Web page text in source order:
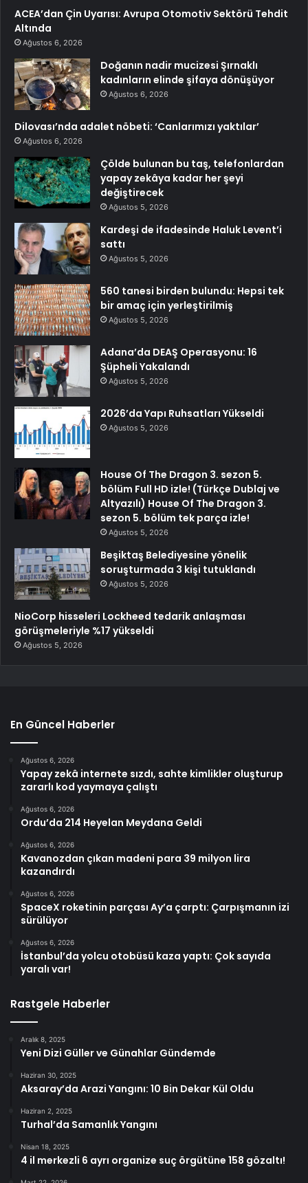
ACEA’dan Çin Uyarısı: Avrupa Otomotiv Sektörü Tehdit
Altında
Ağustos 6, 2026
Doğanın nadir mucizesi Şırnaklı
kadınların elinde şifaya dönüşüyor
Ağustos 6, 2026
Dilovası’nda adalet nöbeti: ‘Canlarımızı yaktılar’
Ağustos 6, 2026
Çölde bulunan bu taş, telefonlardan
yapay zekâya kadar her şeyi
değiştirecek
Ağustos 5, 2026
Kardeşi de ifadesinde Haluk Levent’i
sattı
Ağustos 5, 2026
560 tanesi birden bulundu: Hepsi tek
bir amaç için yerleştirilmiş
Ağustos 5, 2026
Adana’da DEAŞ Operasyonu: 16
Şüpheli Yakalandı
Ağustos 5, 2026
2026’da Yapı Ruhsatları Yükseldi
Ağustos 5, 2026
House Of The Dragon 3. sezon 5.
bölüm Full HD izle! (Türkçe Dublaj ve
Altyazılı) House Of The Dragon 3.
sezon 5. bölüm tek parça izle!
Ağustos 5, 2026
Beşiktaş Belediyesine yönelik
soruşturmada 3 kişi tutuklandı
Ağustos 5, 2026
NioCorp hisseleri Lockheed tedarik anlaşması
görüşmeleriyle %17 yükseldi
Ağustos 5, 2026
En Güncel Haberler
Ağustos 6, 2026
Yapay zekâ internete sızdı, sahte kimlikler oluşturup
zararlı kod yaymaya çalıştı
Ağustos 6, 2026
Ordu’da 214 Heyelan Meydana Geldi
Ağustos 6, 2026
Kavanozdan çıkan madeni para 39 milyon lira
kazandırdı
Ağustos 6, 2026
SpaceX roketinin parçası Ay’a çarptı: Çarpışmanın izi
sürülüyor
Ağustos 6, 2026
İstanbul’da yolcu otobüsü kaza yaptı: Çok sayıda
yaralı var!
Rastgele Haberler
Aralık 8, 2025
Yeni Dizi Güller ve Günahlar Gündemde
Haziran 30, 2025
Aksaray’da Arazi Yangını: 10 Bin Dekar Kül Oldu
Haziran 2, 2025
Turhal’da Samanlık Yangını
Nisan 18, 2025
4 il merkezli 6 ayrı organize suç örgütüne 158 gözaltı!